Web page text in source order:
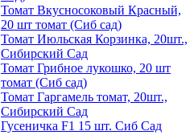
Томат Вкусносоковый Красный,
20 шт томат (Сиб сад)
Томат Июльская Корзинка, 20шт.,
Сибирский Сад
Томат Грибное лукошко, 20 шт
томат (Сиб сад)
Томат Гаргамель томат, 20шт.,
Сибирский Сад
Гусеничка F1 15 шт. Сиб Сад